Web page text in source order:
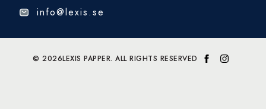
info@lexis.se
© 2026LEXIS PAPPER. ALL RIGHTS RESERVED